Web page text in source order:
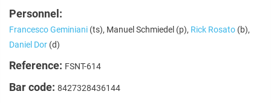
Personnel:
Francesco Geminiani (ts), Manuel Schmiedel (p), Rick Rosato (b),
Daniel Dor (d)
Reference: FSNT-614
Bar code: 8427328436144